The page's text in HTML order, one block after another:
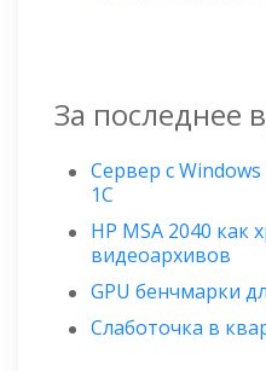
За последнее
Сервер с
1С
HP MSA 2040 как
видеоархивов
GPU бенчмарки
Слаботочка в